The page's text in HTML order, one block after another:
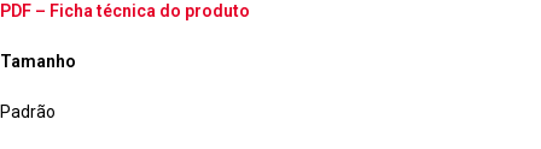
PDF – Ficha técnica do produto
Tamanho
Padrão